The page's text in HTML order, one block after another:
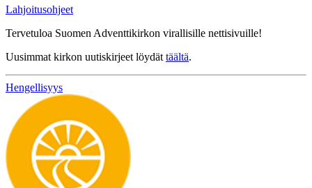
Lahjoitusohjeet
Tervetuloa Suomen Adventtikirkon virallisille nettisivuille!
Uusimmat kirkon uutiskirjeet löydät täältä.
Hengellisyys